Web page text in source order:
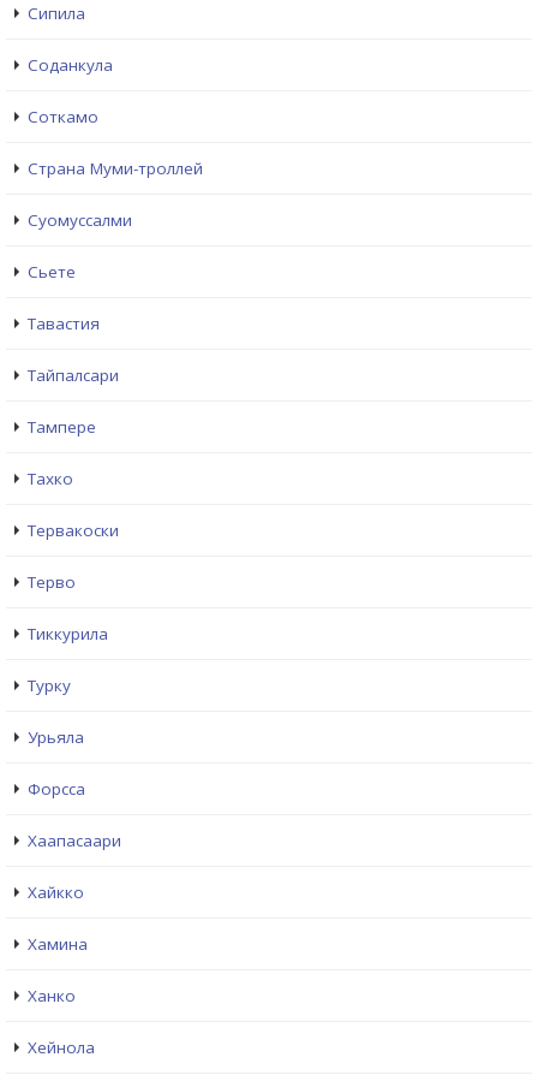
Сипила
Соданкула
Соткамо
Страна Муми-троллей
Суомуссалми
Сьете
Тавастия
Тайпалсари
Тампере
Тахко
Тервакоски
Терво
Тиккурила
Турку
Урьяла
Форсса
Хаапасаари
Хайкко
Хамина
Ханко
Хейнола